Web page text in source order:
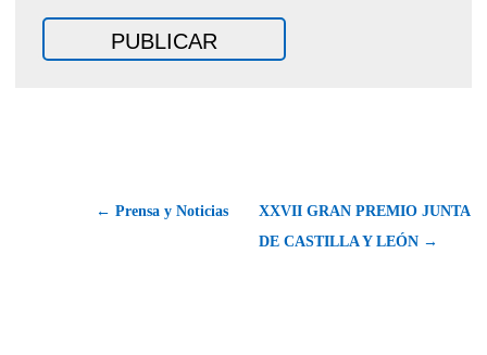
← Prensa y Noticias
XXVII GRAN PREMIO JUNTA
DE CASTILLA Y LEÓN →